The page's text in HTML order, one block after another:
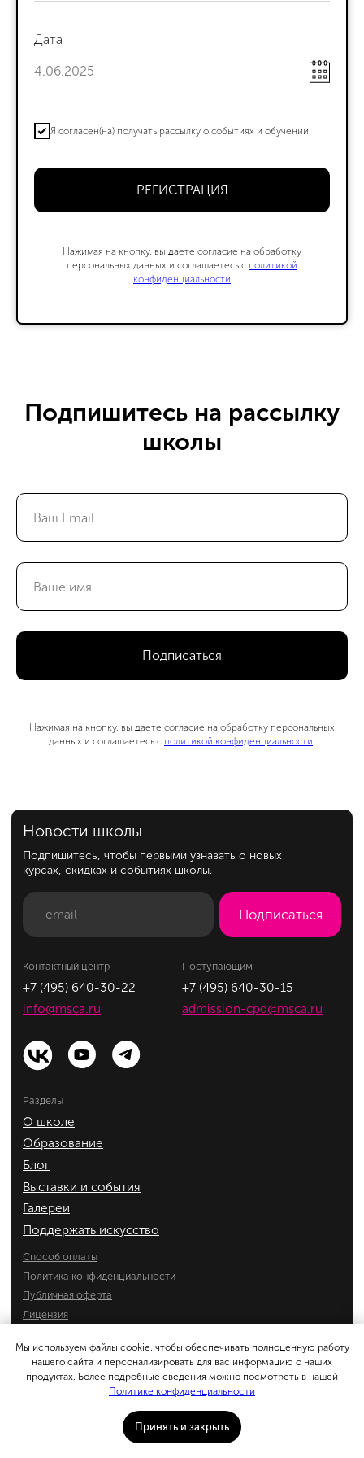
Дата
Я согласен(на) получать рассылку о событиях и обучении
РЕГИСТРАЦИЯ
Нажимая на кнопку, вы даете согласие на обработку
персональных данных и соглашаетесь c политикой
конфиденциальности
Мы используем файлы cookie, чтобы обеспечивать полноценную работу
нашего сайта и персонализировать для вас информацию о наших
продуктах. Более подробные сведения можно посмотреть в нашей
Политике конфиденциальности
Принять и закрыть
Подпишитесь на рассылку
школы
Подписаться
Нажимая на кнопку, вы даете согласие на обработку персональных
данных и соглашаетесь с политикой конфиденциальности.
Поддержать искусство
Мы находимся:
Способ оплаты
Политика конфиденциальности
Публичная оферта